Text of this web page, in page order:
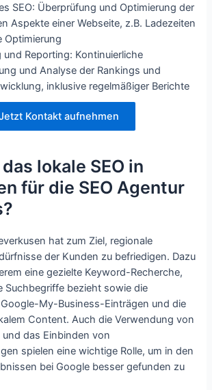
SEO: Überprüfung und Optimierung der
Aspekte einer Webseite, z.B. Ladezeiten
Optimierung
und Reporting: Kontinuierliche
und Analyse der Rankings und
inklusive regelmäßiger Berichte
Kontakt aufnehmen
lokale SEO in
für die SEO Agentur
hat zum Ziel, regionale
der Kunden zu befriedigen. Dazu
eine gezielte Keyword-Recherche,
Suchbegriffe bezieht sowie die
My-Business-Einträgen und die
Content. Auch die Verwendung von
das Einbinden von
spielen eine wichtige Rolle, um in den
bei Google besser gefunden zu